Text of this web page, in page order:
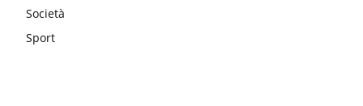
Società
Sport